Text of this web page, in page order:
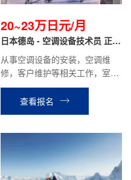
20~23万日元/月
日本德岛 - 空调设备技术员 正社
从事空调设备的安装，空调维
修，客户维护等相关工作，室内
室外工作都有
查看报名